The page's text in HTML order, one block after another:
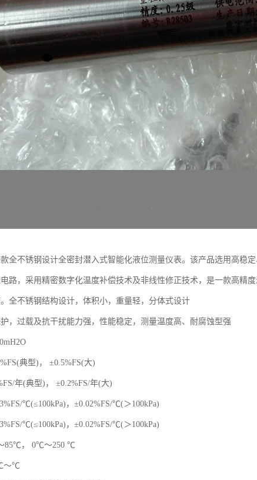
全不锈钢设计全密封潜入式智能化液位测量仪表。该产品选用高稳
路，采用精密数字化温度补偿技术及非线性修正技术，是一款高精
全不锈钢结构设计，体积小，重量轻，分体式设计
，过载及抗干扰能力强，性能稳定，测量温度高、耐腐蚀型强
典型)， ±0.5%FS(大)
年(典型)， ±0.2%FS/年(大)
℃(≤100kPa)，±0.02%FS/℃(＞100kPa)
℃(≤100kPa)，±0.02%FS/℃(＞100kPa)
：0℃～85℃， 0℃～250 ℃
～℃